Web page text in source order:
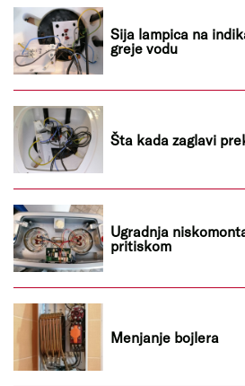
Sija lampica na
greje vodu
Šta kada zaglavi
Ugradnja
pritiskom
Menjanje bojlera